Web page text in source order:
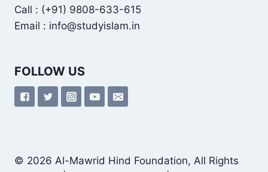
Call : (+91) 9808-633-615
Email : info@studyislam.in
FOLLOW US
© 2026 Al-Mawrid Hind Foundation, All Rights